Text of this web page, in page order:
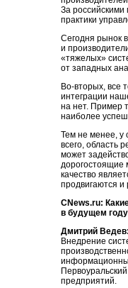
За российскими
практики
Сегодня рынок
и
«тяжелых»
от западных
Во-вторых, все
интеграции
на нет. Пример
наиболее
Тем не менее, у
всего, область
может
дорогостоящие
качество
продвигаются и
CNews.ru:
в будущем
Дмитрий Ведев:
Внедрение
предприятий.